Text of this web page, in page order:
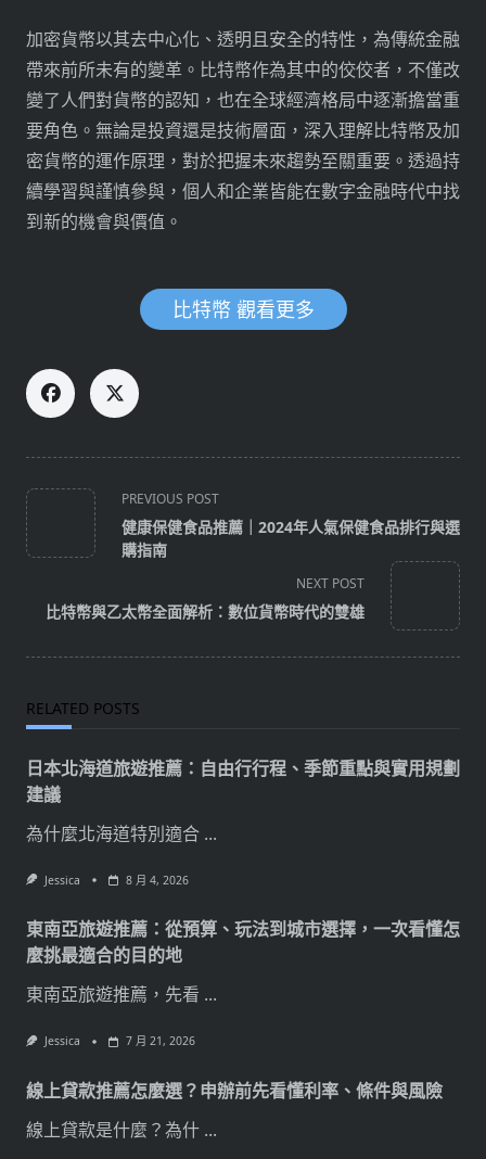
加密貨幣以其去中心化、透明且安全的特性，為傳統金融
帶來前所未有的變革。比特幣作為其中的佼佼者，不僅改
變了人們對貨幣的認知，也在全球經濟格局中逐漸擔當重
要角色。無論是投資還是技術層面，深入理解比特幣及加
密貨幣的運作原理，對於把握未來趨勢至關重要。透過持
續學習與謹慎參與，個人和企業皆能在數字金融時代中找
到新的機會與價值。
比特幣 觀看更多
<span
class="nav-
subtitle
reader-
text">Page</span>
PREVIOUS POST
健康保健食品推薦｜2024年人氣保健食品排行與選
購指南
NEXT POST
比特幣與乙太幣全面解析：數位貨幣時代的雙雄
RELATED POSTS
日本北海道旅遊推薦：自由行行程、季節重點與實用規劃
建議
為什麼北海道特別適合 ...
Jessica 8 月 4, 2026
東南亞旅遊推薦：從預算、玩法到城市選擇，一次看懂怎
麼挑最適合的目的地
東南亞旅遊推薦，先看 ...
Jessica 7 月 21, 2026
線上貸款推薦怎麼選？申辦前先看懂利率、條件與風險
線上貸款是什麼？為什 ...